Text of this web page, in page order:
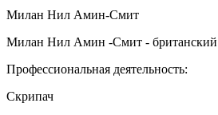
Милан Нил Амин-Смит
Милан Нил Амин -Смит - британский
Профессиональная деятельность:
Скрипач